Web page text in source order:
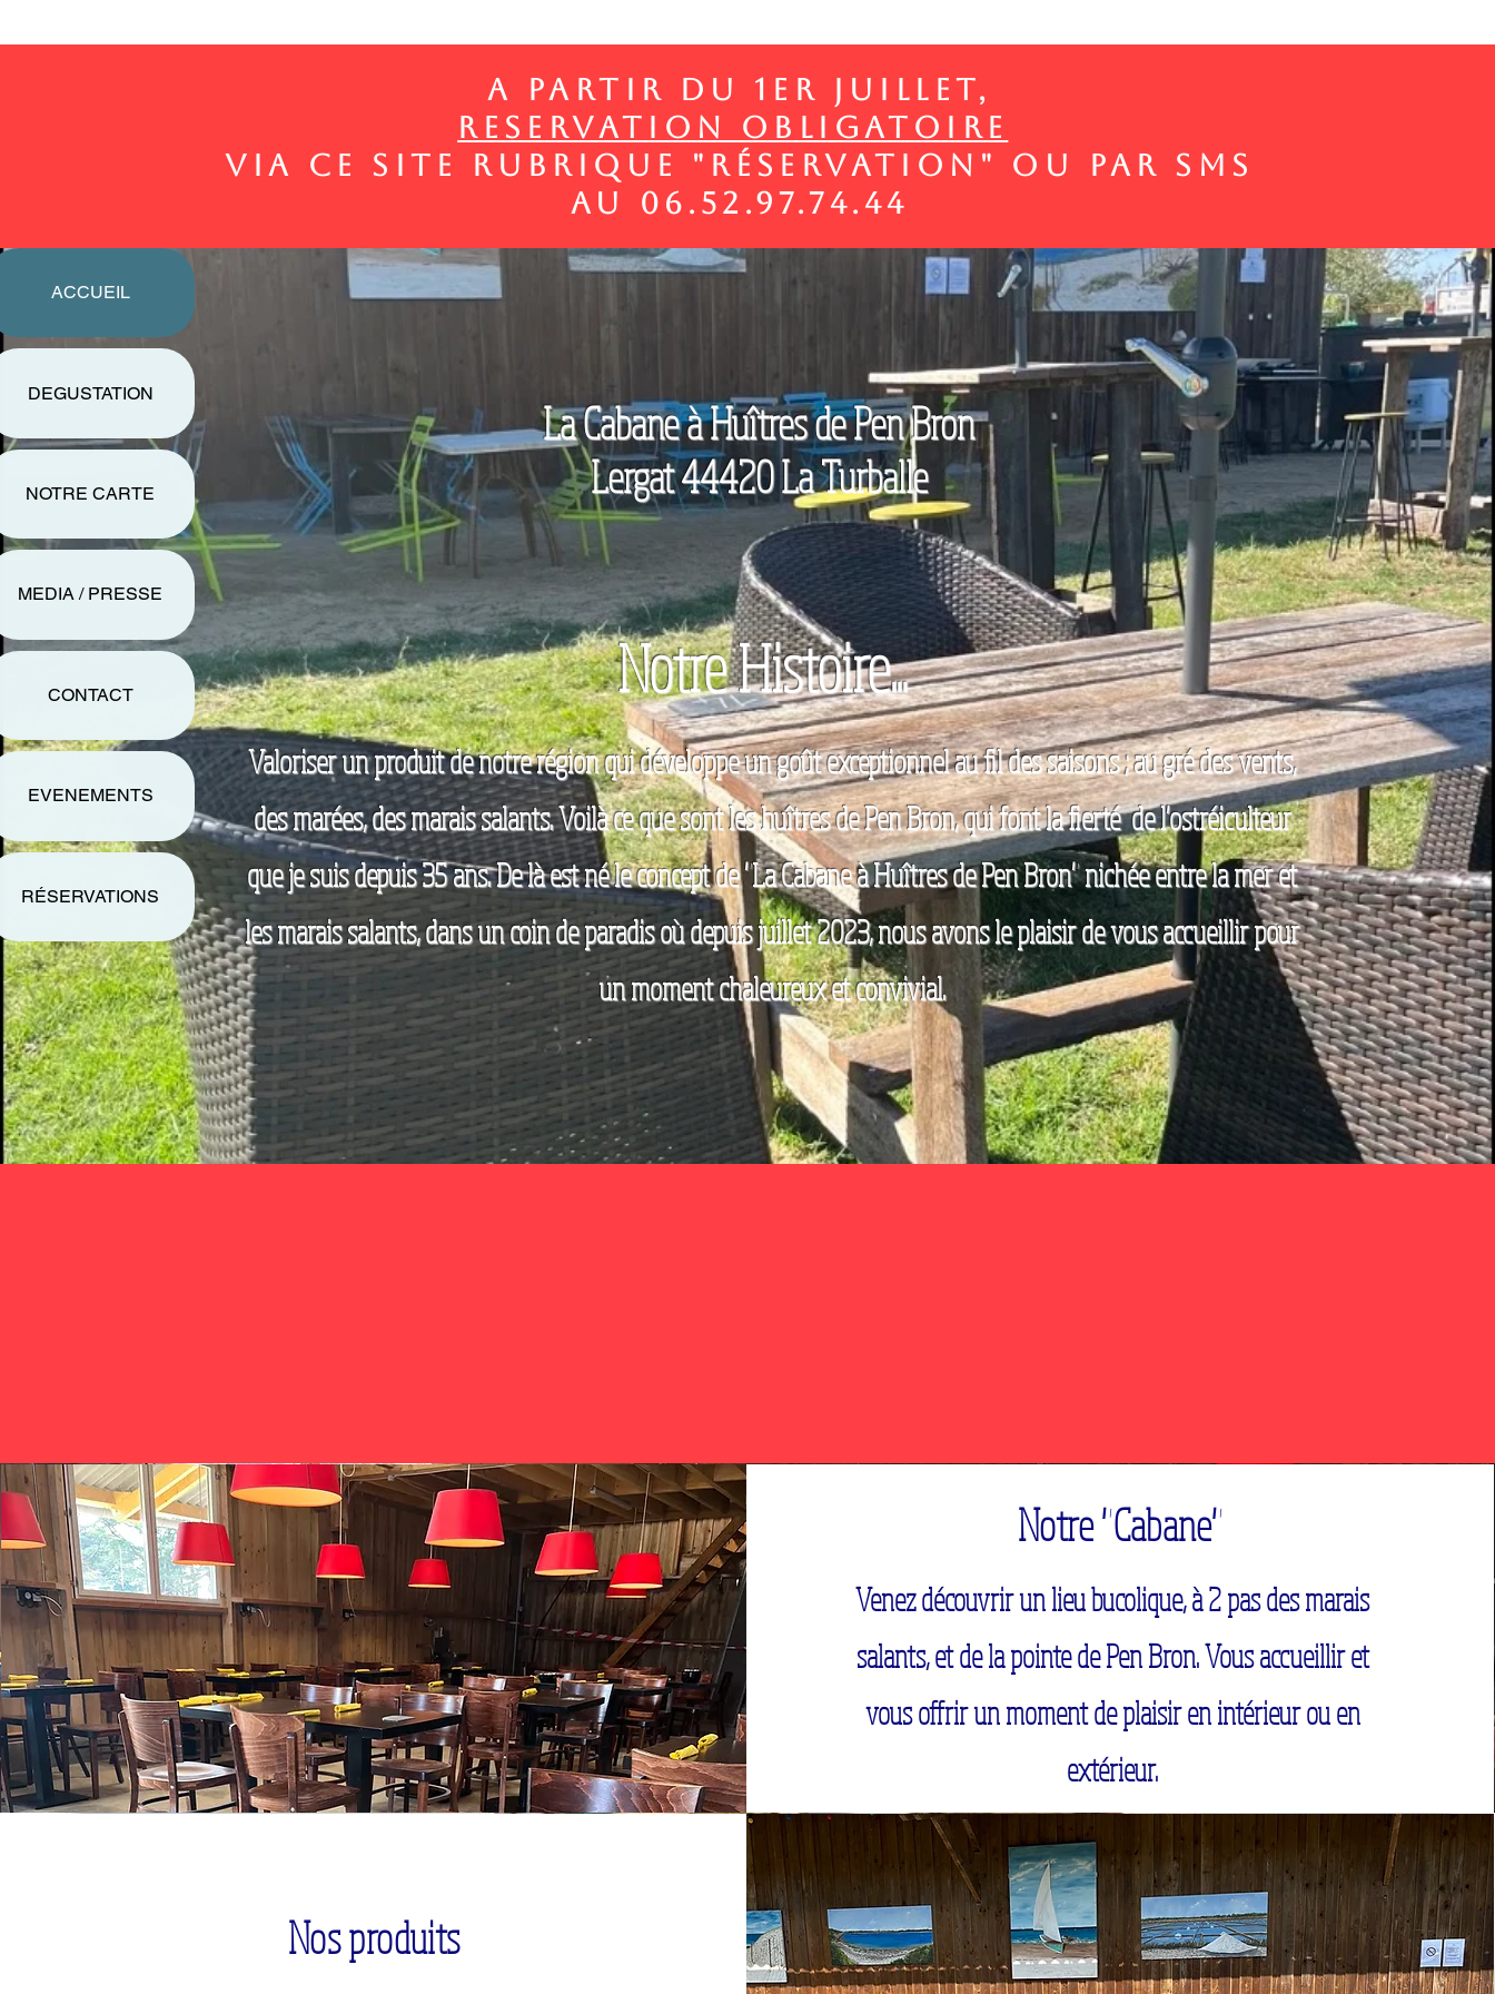
A Partir du 1er juillet,
RESERVATION OBLIGATOIRE
via ce site rubrique "réservation" ou par sms
au 06.52.97.74.44
ACCUEIL
DEGUSTATION
NOTRE CARTE
MEDIA / PRESSE
CONTACT
EVENEMENTS
RÉSERVATIONS
La Cabane à Huîtres de Pen Bron
Lergat 44420 La Turballe
Notre Histoire...
Valoriser un produit de notre région qui développe un goût exceptionnel au fil des saisons ; au gré des vents,
des marées, des marais salants. Voilà ce que sont les huîtres de Pen Bron, qui font la fierté de l'ostréiculteur
que je suis depuis 35 ans. De là est né le concept de "La Cabane à Huîtres de Pen Bron" nichée entre la mer et
les marais salants, dans un coin de paradis où depuis juillet 2023, nous avons le plaisir de vous accueillir pour
un moment chaleureux et convivial.
Notre "Cabane"
Venez découvrir un lieu bucolique, à 2 pas des marais
salants, et de la pointe de Pen Bron. Vous accueillir et
vous offrir un moment de plaisir en intérieur ou en
extérieur.
Nos produits